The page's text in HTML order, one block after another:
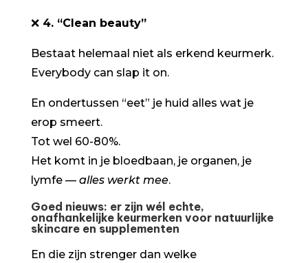
❌4. “Clean beauty”
Bestaat helemaal niet als erkend keurmerk.
Everybody can slap it on.
En ondertussen “eet” je huid alles wat je
erop smeert.
Tot wel 60-80%.
Het komt in je bloedbaan, je organen, je
lymfe — alles werkt mee.
Goed nieuws: er zijn wél echte,
onafhankelijke keurmerken voor natuurlijke
skincare en supplementen
En die zijn strenger dan welke